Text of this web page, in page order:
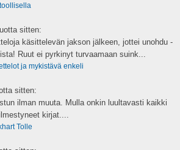
sitten:
käsittelevän jakson jälkeen, jottei unohdu -
Ruut ei pyrkinyt turvaamaan suink...
ja mykistävä enkeli
sitten:
ilman muuta. Mulla onkin luultavasti kaikki
kirjat....
Tolle